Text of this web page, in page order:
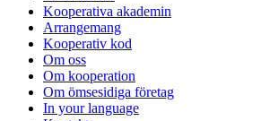
Kooperativa akademin
Arrangemang
Kooperativ kod
Om oss
Om kooperation
Om ömsesidiga företag
In your language